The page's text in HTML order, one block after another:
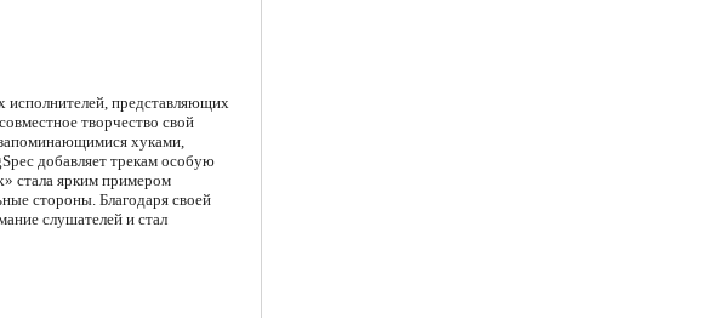
представляющих
творчество свой
хуками,
добавляет трекам особую
стала ярким примером
стороны. Благодаря своей
слушателей и стал